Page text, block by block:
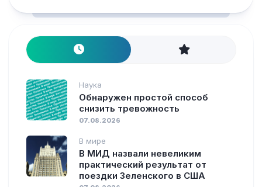
Наука
Обнаружен простой способ
снизить тревожность
07.08.2026
В мире
В МИД назвали невеликим
практический результат от
поездки Зеленского в США